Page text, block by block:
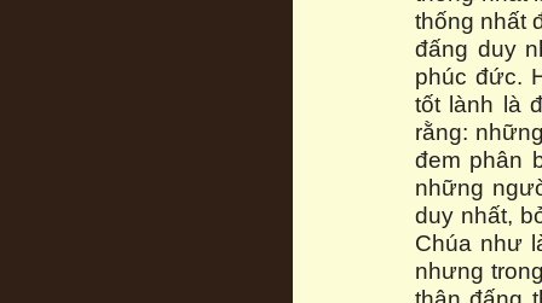
thống nhất
đấng duy
phúc đức.
tốt lành là
rằng:
đem phân
những
duy nhất,
Chúa như
nhưng